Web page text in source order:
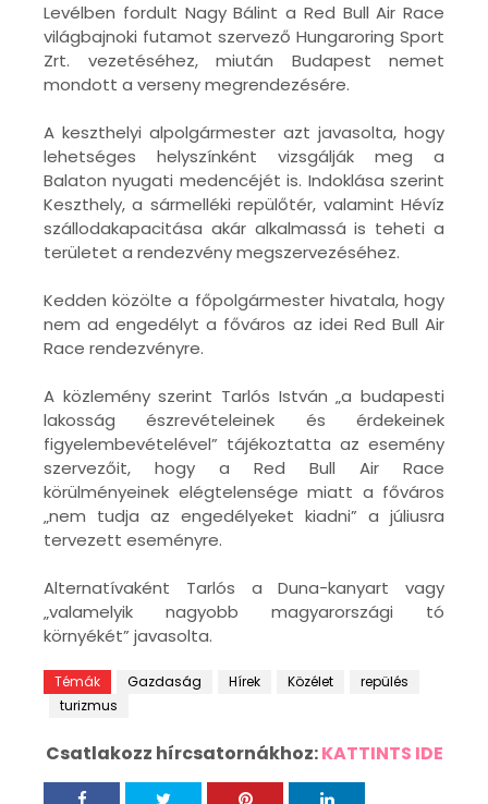
Levélben fordult Nagy Bálint a Red Bull Air Race
világbajnoki futamot szervező Hungaroring Sport
Zrt. vezetéséhez, miután Budapest nemet
mondott a verseny megrendezésére.
A keszthelyi alpolgármester azt javasolta, hogy
lehetséges helyszínként vizsgálják meg a
Balaton nyugati medencéjét is. Indoklása szerint
Keszthely, a sármelléki repülőtér, valamint Hévíz
szállodakapacitása akár alkalmassá is teheti a
területet a rendezvény megszervezéséhez.
Kedden közölte a főpolgármester hivatala, hogy
nem ad engedélyt a főváros az idei Red Bull Air
Race rendezvényre.
A közlemény szerint Tarlós István „a budapesti
lakosság észrevételeinek és érdekeinek
figyelembevételével” tájékoztatta az esemény
szervezőit, hogy a Red Bull Air Race
körülményeinek elégtelensége miatt a főváros
„nem tudja az engedélyeket kiadni” a júliusra
tervezett eseményre.
Alternatívaként Tarlós a Duna-kanyart vagy
„valamelyik nagyobb magyarországi tó
környékét” javasolta.
Témák Gazdaság Hírek Közélet
repülés
turizmus
Csatlakozz hírcsatornákhoz:KATTINTS IDE